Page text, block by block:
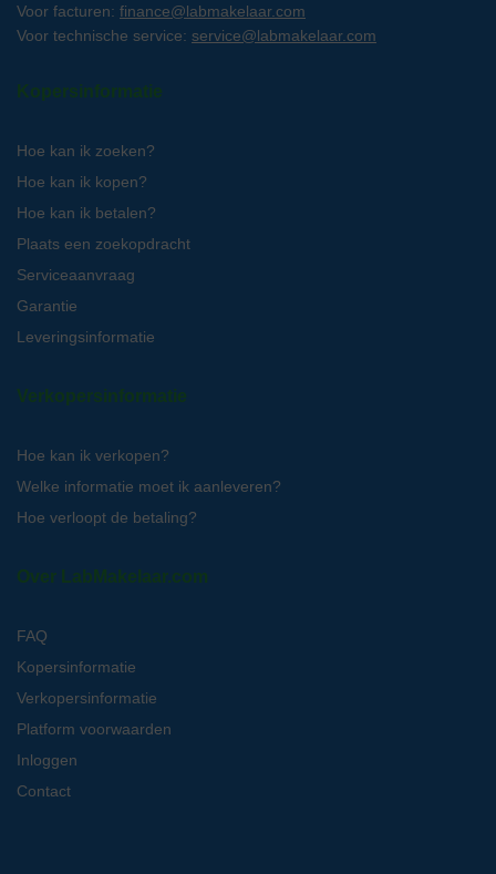
Voor facturen: finance@labmakelaar.com
Voor technische service: service@labmakelaar.com
Kopersinformatie
Hoe kan ik zoeken?
Hoe kan ik kopen?
Hoe kan ik betalen?
Plaats een zoekopdracht
Serviceaanvraag
Garantie
Leveringsinformatie
Verkopersinformatie
Hoe kan ik verkopen?
Welke informatie moet ik aanleveren?
Hoe verloopt de betaling?
Over LabMakelaar.com
FAQ
Kopersinformatie
Verkopersinformatie
Platform voorwaarden
Inloggen
Contact